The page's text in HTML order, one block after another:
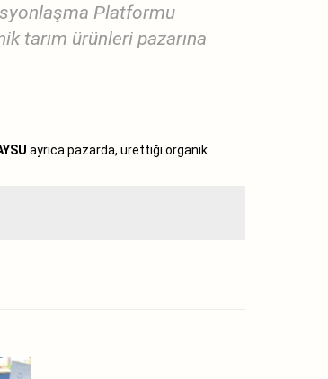
Platformu
tarım ürünleri pazarına
ayrıca pazarda, ürettiği organik